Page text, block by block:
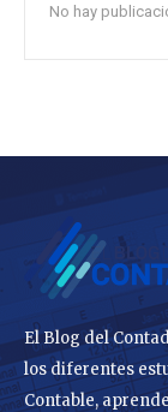
No hay
El Blog del
los diferentes
Contable,